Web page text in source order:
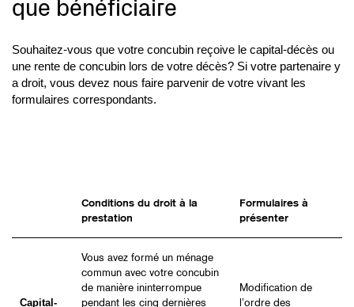
que bénéficiaire
Souhaitez-vous que votre concubin reçoive le capital-décès ou
une rente de concubin lors de votre décès? Si votre partenaire y
a droit, vous devez nous faire parvenir de votre vivant les
formulaires correspondants.
Conditions du droit à la
prestation
Formulaires à
présenter
Capital-
Vous avez formé un ménage
commun avec votre concubin
de manière ininterrompue
pendant les cinq dernières
Modification de
l’ordre des